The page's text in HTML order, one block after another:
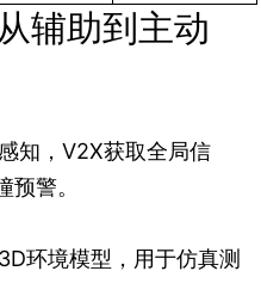
辅助到主动
知，V2X获取全局信
预警。
环境模型，用于仿真测